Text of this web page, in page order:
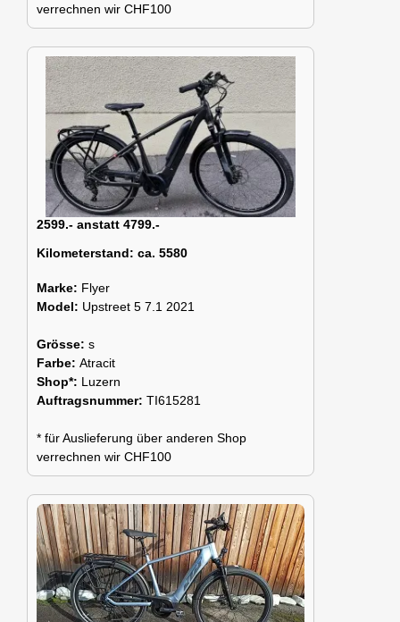
verrechnen wir CHF100
2599.- anstatt 4799.-
Kilometerstand: ca. 5580
Marke: Flyer
Model: Upstreet 5 7.1 2021
Grösse: s
Farbe: Atracit
Shop*: Luzern
Auftragsnummer: TI615281
* für Auslieferung über anderen Shop
verrechnen wir CHF100